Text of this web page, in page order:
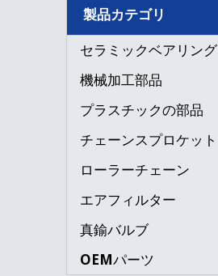
製品カテゴリ
セラミックベアリング
機械加工部品
プラスチックの部品
チェーンスプロケット
ローラーチェーン
エアフィルター
真鍮バルブ
OEMパーツ